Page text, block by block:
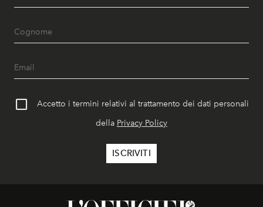
Accetto i termini relativi al trattamento dei dati personali
della Privacy Policy